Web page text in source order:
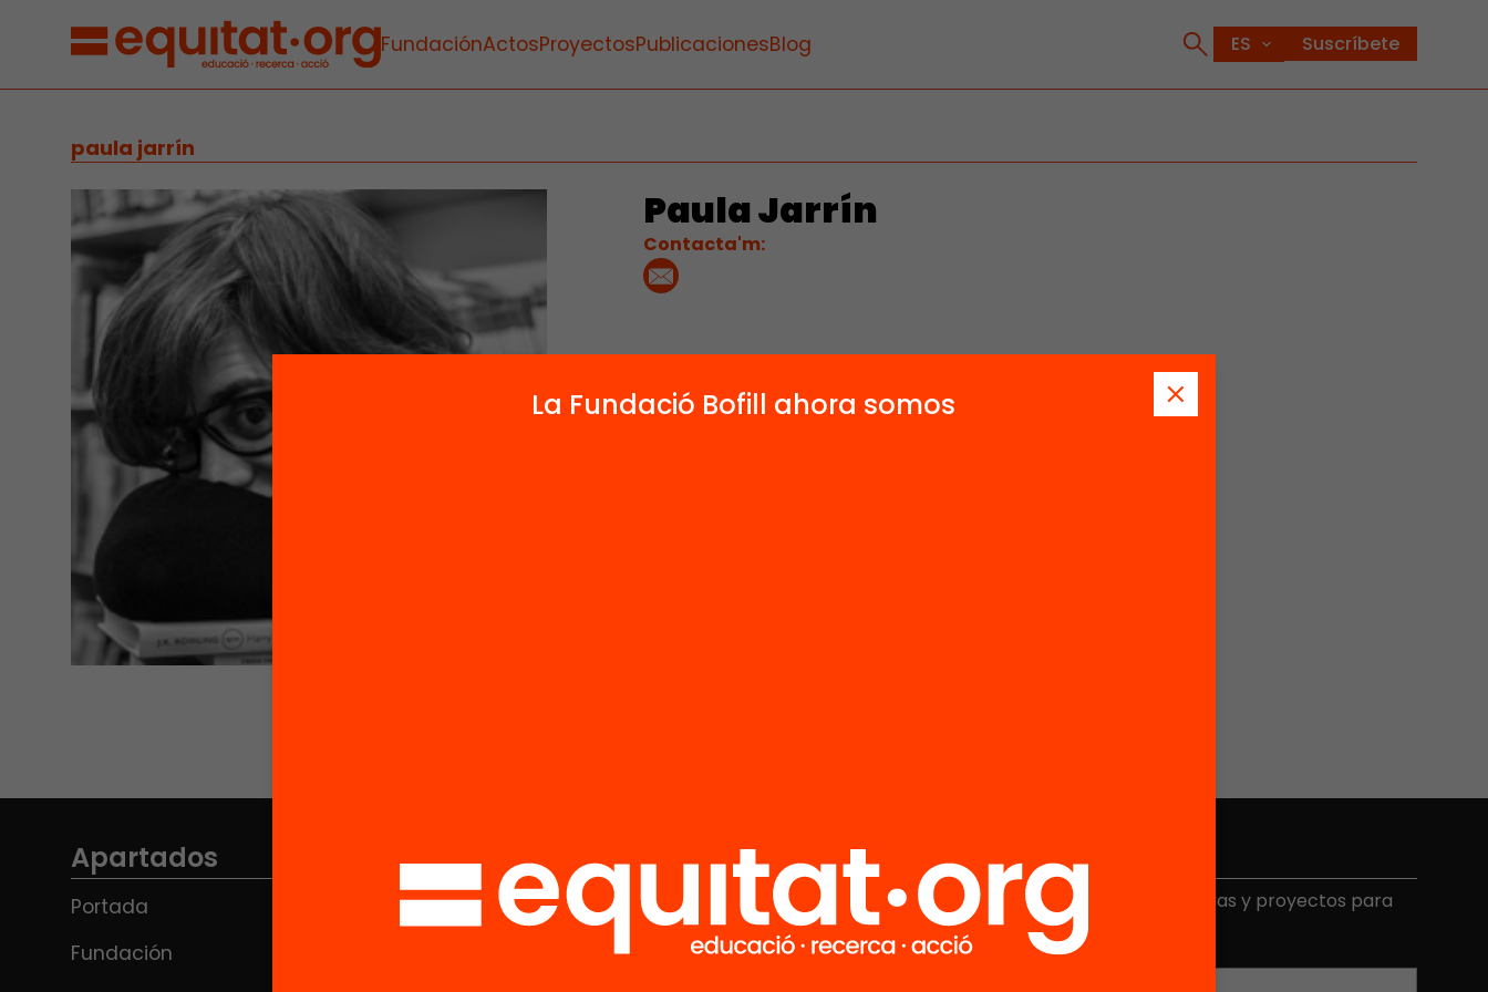
FundaciónActosProyectosPublicacionesBlog Suscríbete
paula jarrín
Paula Jarrín
Contacta'm:
Elige equidad
Recibe contenidos, iniciativas y proyectos para
implicarte.
Correo electrónico
Apartados
Portada
Fundación
FAQS
HUB Social
La Fundació Bofill ahora somos